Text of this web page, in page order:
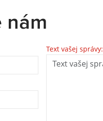
nám
Text vašej správy: